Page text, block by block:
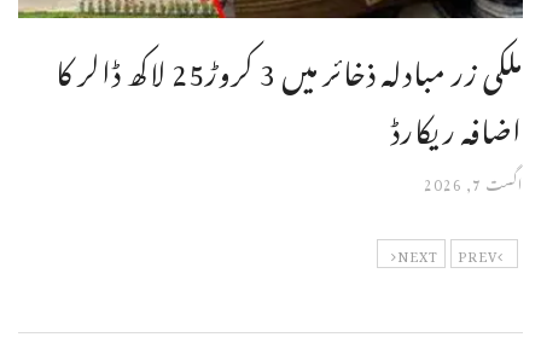
ملکی زر مبادلہ ذخائر میں 3 کروڑ25 لاکھ ڈالر کا
اضافہ ریکارڈ
اگست 7, 2026
PREV
NEXT